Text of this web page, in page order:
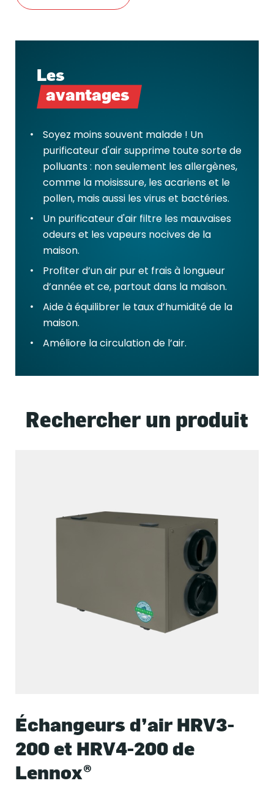
Les
avantages
Soyez moins souvent malade ! Un
purificateur d'air supprime toute sorte de
polluants : non seulement les allergènes,
comme la moisissure, les acariens et le
pollen, mais aussi les virus et bactéries.
Un purificateur d'air filtre les mauvaises
odeurs et les vapeurs nocives de la
maison.
Profiter d’un air pur et frais à longueur
d’année et ce, partout dans la maison.
Aide à équilibrer le taux d’humidité de la
maison.
Améliore la circulation de l’air.
Rechercher un produit
Échangeurs d’air HRV3-
200 et HRV4-200 de
Lennox®